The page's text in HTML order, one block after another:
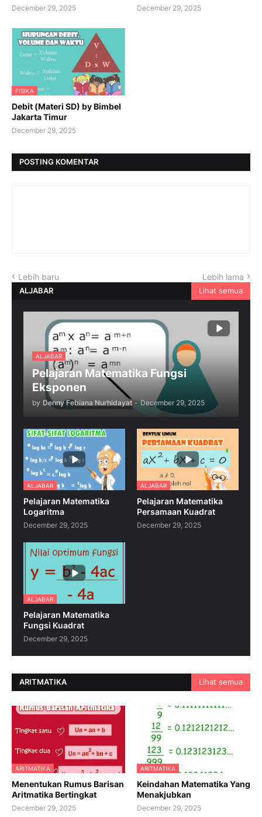
December 29, 2025 December 29, 2025
FISIKA
Debit (Materi SD) by Bimbel
Jakarta Timur
December 29, 2025
POSTING KOMENTAR
Lebih baru Lebih lama
ALJABAR Lihat semua
ALJABAR
Pelajaran Matematika Fungsi
Eksponen
by Denny Febiana Nurhidayat - December 29, 2025
ALJABAR
Pelajaran Matematika
Logaritma
December 29, 2025
ALJABAR
Pelajaran Matematika
Persamaan Kuadrat
December 29, 2025
ALJABAR
Pelajaran Matematika
Fungsi Kuadrat
December 29, 2025
ARITMATIKA Lihat semua
ARITMATIKA
Menentukan Rumus Barisan
Aritmatika Bertingkat
December 29, 2025
ARITMATIKA
Keindahan Matematika Yang
Menakjubkan
December 29, 2025